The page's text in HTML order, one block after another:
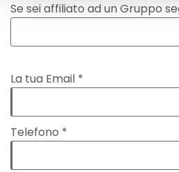
Se sei affiliato ad un Gruppo
La tua Email *
Telefono *